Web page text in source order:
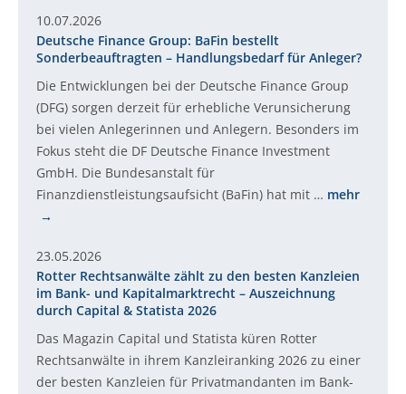
10.07.2026
Deutsche Finance Group: BaFin bestellt
Sonderbeauftragten – Handlungsbedarf für Anleger?
Die Entwicklungen bei der Deutsche Finance Group
(DFG) sorgen derzeit für erhebliche Verunsicherung
bei vielen Anlegerinnen und Anlegern. Besonders im
Fokus steht die DF Deutsche Finance Investment
GmbH. Die Bundesanstalt für
Finanzdienstleistungsaufsicht (BaFin) hat mit … mehr
23.05.2026
Rotter Rechtsanwälte zählt zu den besten Kanzleien
im Bank- und Kapitalmarktrecht – Auszeichnung
durch Capital & Statista 2026
Das Magazin Capital und Statista küren Rotter
Rechtsanwälte in ihrem Kanzleiranking 2026 zu einer
der besten Kanzleien für Privatmandanten im Bank-